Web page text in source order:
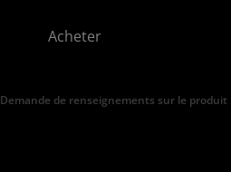
Acheter
Demande de renseignements sur le produit